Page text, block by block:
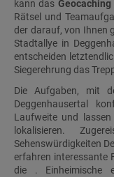
kann das Geocaching
Rätsel und
der darauf, von Ihnen
Stadtallye in
entscheiden
Siegerehrung das
Die Aufgaben, mit
Deggenhausertal
Laufweite und
lokalisieren.
Sehenswürdigkeiten
erfahren interessante
die . Einheimische